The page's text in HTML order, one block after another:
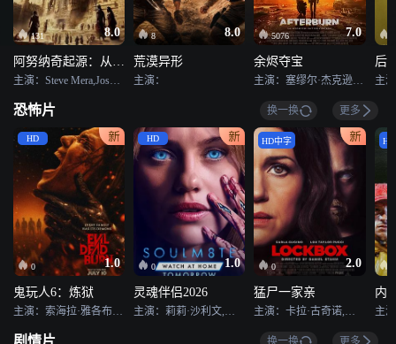
131 8.0
主演：Steve Mera,Josh Mills
8 8.0
荒漠异形
主演：
5076 7.0
余烬夺宝
主演：塞缪尔·杰克逊,戴夫·巴蒂斯塔,欧嘉·柯瑞兰寇,丹尼尔·伯哈特,克里斯托弗·海维尤,伊登·爱普斯坦,乔治·索纳,菲尔·齐默尔曼,卢卡斯·弗拉斯,罗伯特·霍利克
后
恐怖片 换一换 更多
0 1.0
HD
鬼玩人6：炼狱
主演：索海拉·雅各布,亨特·杜汉,卢西安·布坎南,坦蒂·莱特,乔治·普拉尔,埃罗尔·尚德,维克托里·恩杜克韦,莫德·戴维,基努·卡里姆,塔皮瓦·索罗帕,格雷塔·范登布林克
0 1.0
HD
灵魂伴侣2026
主演：莉莉·沙利文,大卫·里达尔,克劳迪娅·杜米特,阿尔蒂·佛鲁山,伊利亚·库克,马拉·胡夫,西德尼·布莱克波恩,伊莎贝尔·邦弗雷,艾玛·拉莫斯,奥利弗·库珀,尼古拉斯·拉尼,汉娜·玛玛丽斯,加里·赫泽勒,乔丹妮·琼斯,安德鲁·艾斯科夫
0 2.0
HD中字
猛尸一家亲
主演：卡拉·古奇诺,凯瑟琳·伊莎贝尔,卢·泰勒·普奇,唐纳德·沙利斯,凯文·麦克纳尔蒂,Jason William Day,杰森·麦金农,罗曼·金赛拉,杰卡·博尚,Darcey Johnson,Aedan Edwards,Lee Tichon,Kenny Wood-Schatz
内